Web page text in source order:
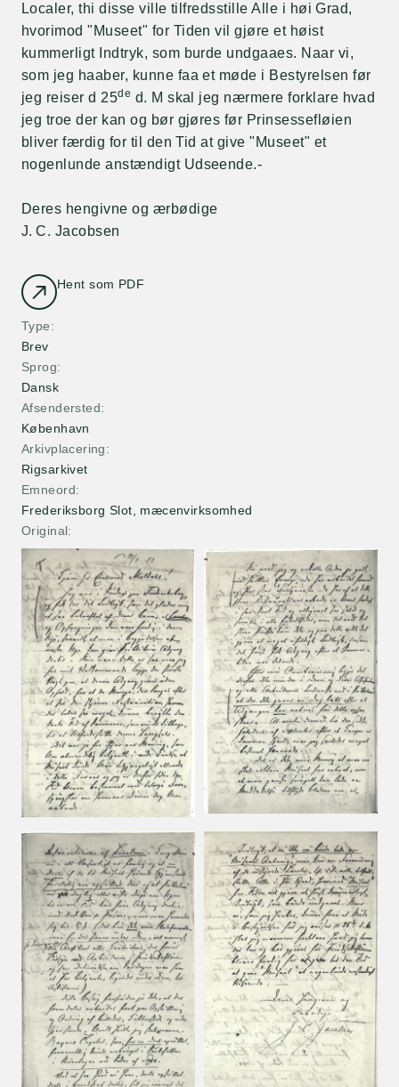
Hent som PDF
Type
Brev
Sprog
Dansk
Afsendersted
København
Arkivplacering
Rigsarkivet
Emneord
Frederiksborg Slot, mæcenvirksomhed
Original
Localer, thi disse ville tilfredsstille Alle i høi Grad,
hvorimod "Museet" for Tiden vil gjøre et høist
kummerligt Indtryk, som burde undgaaes. Naar vi,
som jeg haaber, kunne faa et møde i Bestyrelsen før
jeg reiser d 25de d. M skal jeg nærmere forklare hvad
jeg troe der kan og bør gjøres før Prinsessefløien
bliver færdig for til den Tid at give "Museet" et
nogenlunde anstændigt Udseende.-
Deres hengivne og ærbødige
J. C. Jacobsen